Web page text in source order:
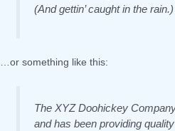
(And gettin’ caught in the rain.)
…or something like this:
The XYZ Doohickey
and has been providing